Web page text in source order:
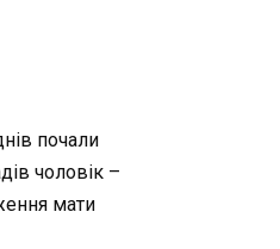
почали
чоловік –
мати